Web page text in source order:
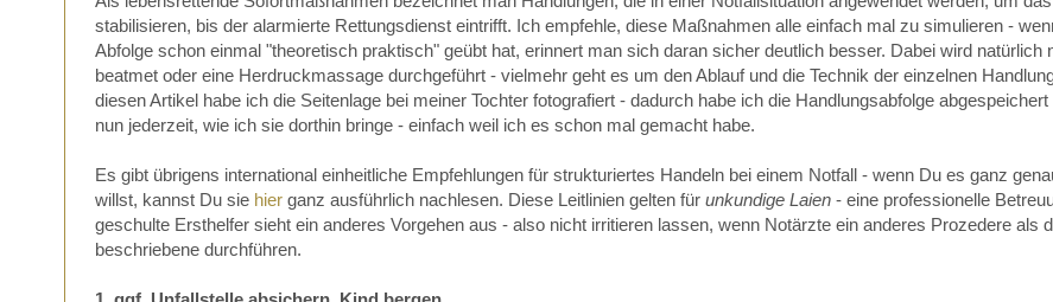
stabilisieren, bis der alarmierte Rettungsdienst eintrifft. Ich empfehle, diese Maßnahmen alle einfach mal zu simulieren -
Abfolge schon einmal "theoretisch praktisch" geübt hat, erinnert man sich daran sicher deutlich besser. Dabei wird natürlich
beatmet oder eine Herdruckmassage durchgeführt - vielmehr geht es um den Ablauf und die Technik der einzelnen
diesen Artikel habe ich die Seitenlage bei meiner Tochter fotografiert - dadurch habe ich die Handlungsabfolge
nun jederzeit, wie ich sie dorthin bringe - einfach weil ich es schon mal gemacht habe.
Es gibt übrigens international einheitliche Empfehlungen für strukturiertes Handeln bei einem Notfall - wenn Du es ganz
willst, kannst Du sie hier ganz ausführlich nachlesen. Diese Leitlinien gelten für unkundige Laien - eine professionelle
geschulte Ersthelfer sieht ein anderes Vorgehen aus - also nicht irritieren lassen, wenn Notärzte ein anderes Prozedere als
beschriebene durchführen.